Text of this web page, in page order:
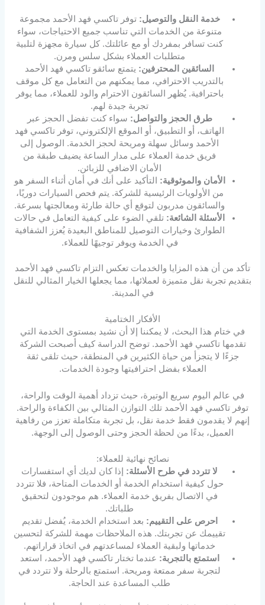
خدمة النقل والتوصيل: توفر تاكسي فهد الأحمد مجموعة
متنوعة من الخدمات التي تناسب جميع الاحتياجات، سواء
كنت تسافر بمفردك أو مع عائلتك. كل سيارة مجهزة لتلبية
متطلبات العملاء بشكل سلس ومرن.
السائقين المحترفين: يتمتع سائقو تاكسي فهد الأحمد
بالتدريب الاحترافي، مما يمكنهم من التعامل مع كل موقف
باحترافية. يُظهر السائقون الاحترام والود للعملاء، مما يوفر
تجربة جيدة لهم.
طرق الحجز والتواصل: سواء كنت تفضل الحجز عبر
الهاتف، أو التطبيق، أو الموقع الإلكتروني، توفر تاكسي فهد
الأحمد وسائل سهلة ومريحة لحجز الخدمة. الوصول إلى
فريق خدمة العملاء على مدار الساعة يضيف طبقة من
الأمان الاضافي للزبائن.
الأمان والموثوقية: التأكيد على أنك في أمان أثناء السفر هو
من الأولويات الرئيسية للشركة. يتم فحص السيارات دوريًا،
والسائقون مدربون لتوقع أي حالة طارئة ومعالجتها بسرعة.
الأسئلة الشائعة: تلقي الضوء على كيفية التعامل في حالات
الطوارئ وخيارات التوصيل للمناطق البعيدة يُعزز الشفافية
في الخدمة ويوفر توجيهًا للعملاء.
تأكد من أن هذه المزايا والخدمات تعكس التزام تاكسي فهد الأحمد
بتقديم تجربة نقل متميزة لعملائها، مما يجعلها الخيار المثالي للنقل
في المدينة.
الأفكار الختامية
في ختام هذا البحث، لا يمكننا إلا أن نشيد بمستوى الخدمة التي
تقدمها تاكسي فهد الأحمد. توضح الدراسة كيف أصبحت الشركة
جزءًا لا يتجزأ من حياة الكثيرين في المنطقة، حيث تلقى ثقة
العملاء بفضل احترافيتها وجودة الخدمات.
في عالم اليوم سريع الوتيرة، حيث تزداد أهمية الوقت والراحة،
توفر تاكسي فهد الأحمد تلك التوازن المثالي بين الكفاءة والراحة.
إنهم لا يقدمون فقط خدمة نقل، بل تجربة متكاملة تعزز من رفاهية
العميل، بدءًا من لحظة الحجز وحتى الوصول إلى الوجهة.
نصائح نهائية للعملاء:
لا تتردد في طرح الأسئلة: إذا كان لديك أي استفسارات
حول كيفية استخدام الخدمة أو الخدمات المتاحة، فلا تتردد
في الاتصال بفريق خدمة العملاء. هم موجودون لتحقيق
طلباتك.
احرص على التقييم: بعد استخدام الخدمة، يُفضل تقديم
تقييمك عن تجربتك. هذه الملاحظات مهمة للشركة لتحسين
خدماتها ولبقية العملاء لمساعدتهم في اتخاذ قراراتهم.
استمتع بالتجربة: عندما تختار تاكسي فهد الأحمد، استعد
لتجربة سفر ممتعة ومريحة. استمتع بالرحلة ولا تتردد في
طلب المساعدة عند الحاجة.